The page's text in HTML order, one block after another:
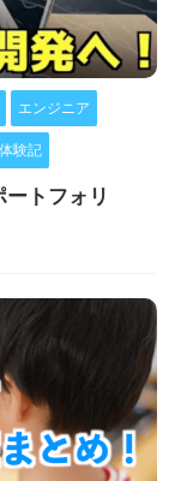
エンジニア
験記
ートフォリ